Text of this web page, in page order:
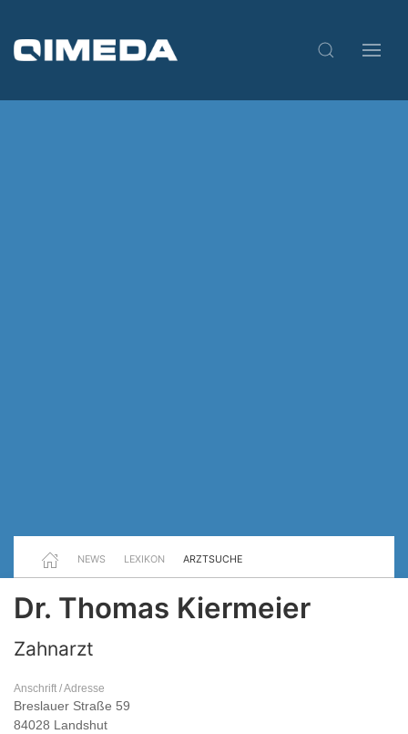
NEWS LEXIKON ARZTSUCHE
Dr. Thomas Kiermeier
Zahnarzt
Anschrift / Adresse
Breslauer Straße 59
84028 Landshut